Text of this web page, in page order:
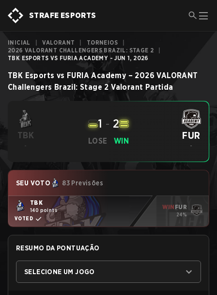
STRAFE ESPORTS
INICIAL VALORANT TORNEIOS
2026 VALORANT CHALLENGERS BRAZIL: STAGE 2
TBK ESPORTS VS FURIA ACADEMY - JUN 1, 2026
TBK Esports vs FURIA Academy – 2026 VALORANT
Challengers Brazil: Stage 2 Valorant Partida
TBK
-
LOSE
1 - 2
WIN FUR
-
SEU VOTO 83 Previsões
TBK
140 points
VOTED
WIN FUR
24%
RESUMO DA PONTUAÇÃO
SELECIONE UM JOGO